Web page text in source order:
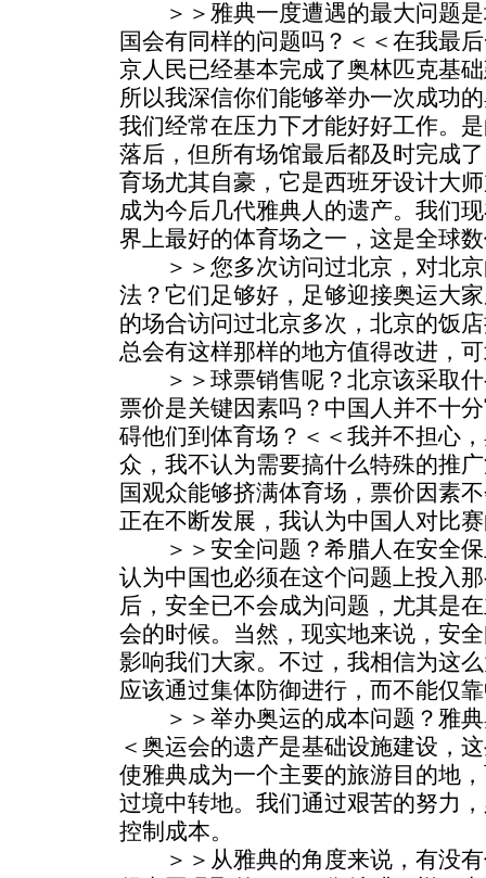
＞＞雅典一度遭遇的最大问题是
国会有同样的问题吗？＜＜在我最
京人民已经基本完成了奥林匹克基
所以我深信你们能够举办一次成功
我们经常在压力下才能好好工作。
落后，但所有场馆最后都及时完成
育场尤其自豪，它是西班牙设计大
成为今后几代雅典人的遗产。我们
界上最好的体育场之一，这是全球
＞＞您多次访问过北京，对北京
法？它们足够好，足够迎接奥运大
的场合访问过北京多次，北京的饭
总会有这样那样的地方值得改进，
＞＞球票销售呢？北京该采取什
票价是关键因素吗？中国人并不十
碍他们到体育场？＜＜我并不担心
众，我不认为需要搞什么特殊的推
国观众能够挤满体育场，票价因素
正在不断发展，我认为中国人对比
＞＞安全问题？希腊人在安全保
认为中国也必须在这个问题上投入
后，安全已不会成为问题，尤其是
会的时候。当然，现实地来说，安
影响我们大家。不过，我相信为这
应该通过集体防御进行，而不能仅
＞＞举办奥运的成本问题？雅典
＜奥运会的遗产是基础设施建设，
使雅典成为一个主要的旅游目的地
过境中转地。我们通过艰苦的努力
控制成本。
＞＞从雅典的角度来说，有没有